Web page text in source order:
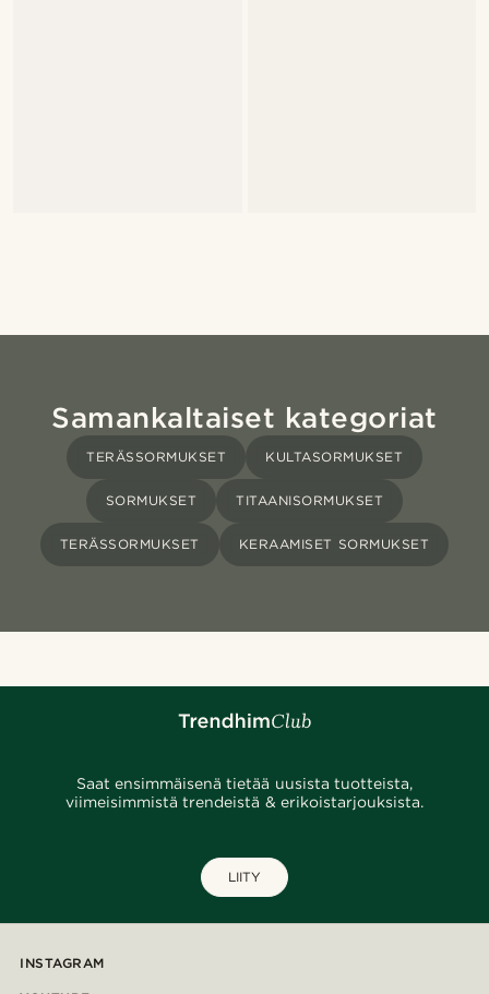
Samankaltaiset kategoriat
TERÄSSORMUKSET KULTASORMUKSET
SORMUKSET TITAANISORMUKSET
TERÄSSORMUKSET KERAAMISET SORMUKSET
Saat ensimmäisenä tietää uusista tuotteista,
viimeisimmistä trendeistä & erikoistarjouksista.
LIITY
INSTAGRAM